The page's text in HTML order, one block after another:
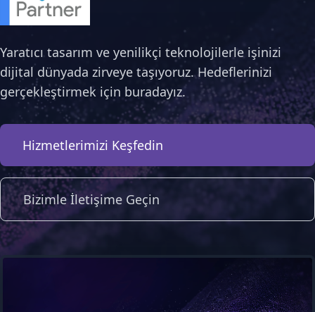
Yaratıcı tasarım ve yenilikçi teknolojilerle işinizi
dijital dünyada zirveye taşıyoruz. Hedeflerinizi
gerçekleştirmek için buradayız.
Hizmetlerimizi Keşfedin
Bizimle İletişime Geçin